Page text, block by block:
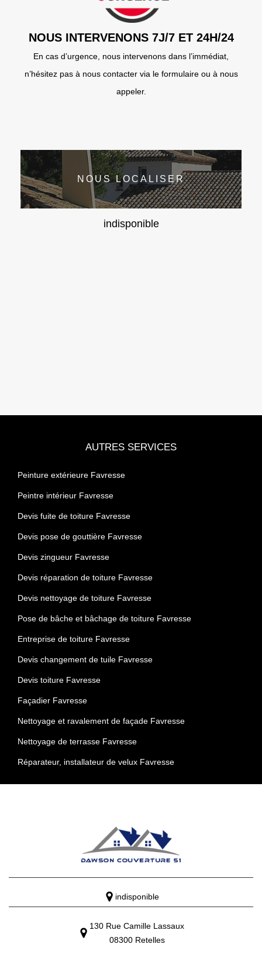
NOUS INTERVENONS 7J/7 ET 24H/24
En cas d’urgence, nous intervenons dans l’immédiat,
n’hésitez pas à nous contacter via le formulaire ou à nous
appeler.
NOUS LOCALISER
indisponible
AUTRES SERVICES
Peinture extérieure Favresse
Peintre intérieur Favresse
Devis fuite de toiture Favresse
Devis pose de gouttière Favresse
Devis zingueur Favresse
Devis réparation de toiture Favresse
Devis nettoyage de toiture Favresse
Pose de bâche et bâchage de toiture Favresse
Entreprise de toiture Favresse
Devis changement de tuile Favresse
Devis toiture Favresse
Façadier Favresse
Nettoyage et ravalement de façade Favresse
Nettoyage de terrasse Favresse
Réparateur, installateur de velux Favresse
indisponible
130 Rue Camille Lassaux
08300 Retelles